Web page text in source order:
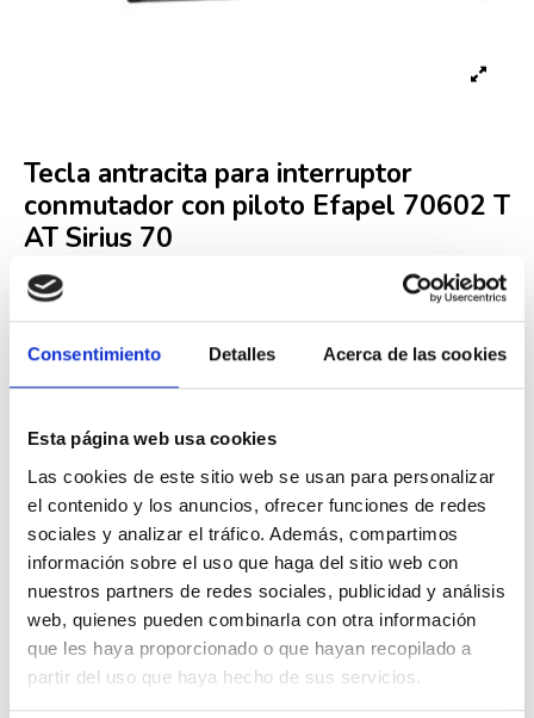
Consentimiento Detalles Acerca de las cookies
Esta página web usa cookies
Las cookies de este sitio web se usan para personalizar
el contenido y los anuncios, ofrecer funciones de redes
sociales y analizar el tráfico. Además, compartimos
información sobre el uso que haga del sitio web con
nuestros partners de redes sociales, publicidad y análisis
web, quienes pueden combinarla con otra información
que les haya proporcionado o que hayan recopilado a
partir del uso que haya hecho de sus servicios.
Tecla antracita para interruptor
conmutador con piloto Efapel 70602 T
AT Sirius 70
Referencia70602 TAT
0,74 €
Iva incluido
Descripción
Tecla para interruptor conmutador con luminoso Efapel Sirius 70
antracita Referencia: 70602 TATdiseñada para el sistema mec21 de
Efapel. Compatible con instalaciones que incorporan cruzamientos,
conmutadores, interruptores y pulsadores luminosos de la misma
marca.